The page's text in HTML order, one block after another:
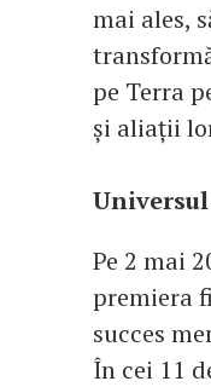
mai ales,
pe Terra
și aliații
Pe 2 mai
premiera
succes
În cei 11